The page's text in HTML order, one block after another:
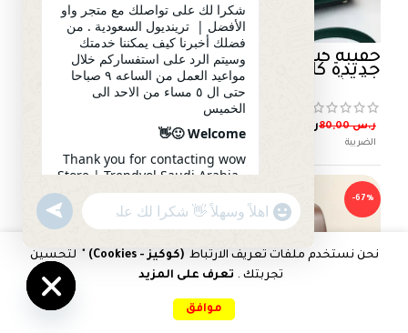
حقيبة كتف موضة
جديدة كلاسيكية،
حقيبة يد ذات تصميم
رجعي وبسيط، للكتف
ر.س80,00 ر.س
-67%
نحن نستخدم ملفات تعريف الارتباط (كوكيز - Cookies)
" لتحسين
تجربتك . تعرف على المزيد
موافق
ر.س
ر.س24,99
غير
المفضلات
شكرا لك على تواصلك مع متجر واو
الأفضل | ترينديول السعودية . من
فضلك أخبرنا كيف يمكننا خدمتك
وسيتم الرد على استفساركم خلال
مواعيد العمل من الساعه ٩ صباحا
حتى ال ٥ مساء من الاحد الى
الخميس
Welcome 🙂👋
Thank you for contacting wow
Store | Trendyol Saudi Arabia .
Please let us know how we can
serve you. Your inquiry will be
answered during working
Sunday to Thursday
02:20
"+chaty_settings.lang.emoji_picker+"
WhatsApp
undefined